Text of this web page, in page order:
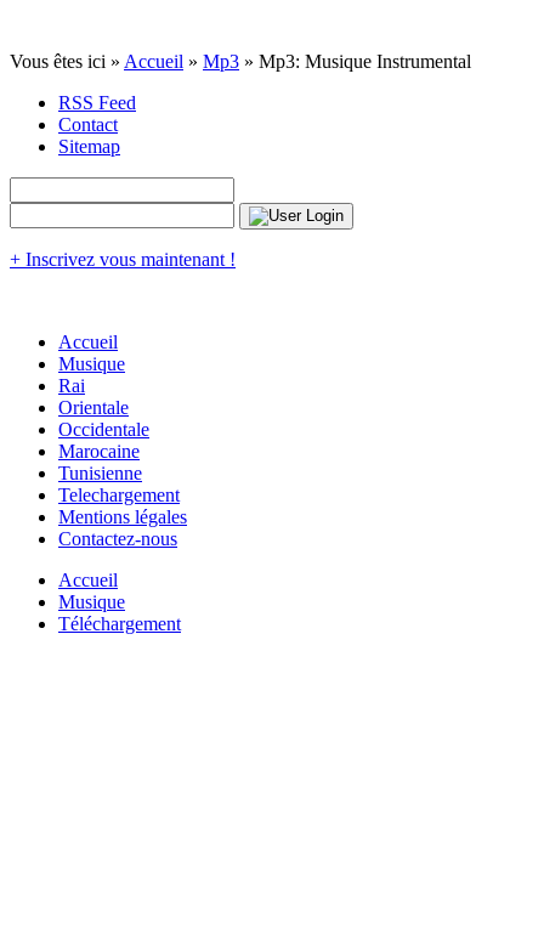
Vous êtes ici » Accueil » Mp3 » Mp3: Musique Instrumental
RSS Feed
Contact
Sitemap
+ Inscrivez vous maintenant !
Accueil
Musique
Rai
Orientale
Occidentale
Marocaine
Tunisienne
Telechargement
Mentions légales
Contactez-nous
Accueil
Musique
Téléchargement